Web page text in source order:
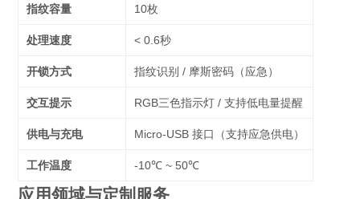
指纹容量 10枚
处理速度 < 0.6秒
开锁方式 指纹识别 / 摩斯密码（应急）
交互提示 RGB三色指示灯 / 支持低电量提醒
供电与充电 Micro-USB 接口（支持应急供电）
工作温度 -10℃ ~ 50℃
应用领域与定制服务